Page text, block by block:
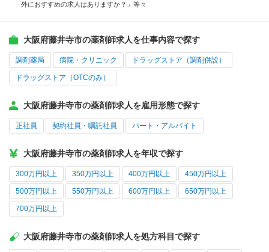
外におすすめの求人はありますか？」等々
大阪府藤井寺市の薬剤師求人を仕事内容で探す
調剤薬局 病院・クリニック ドラッグストア（調剤併設）
ドラッグストア（OTCのみ）
大阪府藤井寺市の薬剤師求人を雇用形態で探す
正社員 契約社員・嘱託社員 パート・アルバイト
大阪府藤井寺市の薬剤師求人を年収で探す
300万円以上 350万円以上 400万円以上 450万円以上
500万円以上 550万円以上 600万円以上 650万円以上
700万円以上
大阪府藤井寺市の薬剤師求人を処方科目で探す